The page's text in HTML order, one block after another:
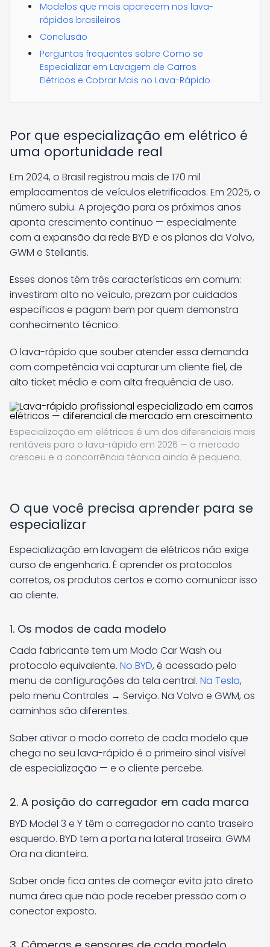
Modelos que mais aparecem nos lava-
rápidos brasileiros
Conclusão
Perguntas frequentes sobre Como se
Especializar em Lavagem de Carros
Elétricos e Cobrar Mais no Lava-Rápido
Por que especialização em elétrico é
uma oportunidade real
Em 2024, o Brasil registrou mais de 170 mil
emplacamentos de veículos eletrificados. Em 2025, o
número subiu. A projeção para os próximos anos
aponta crescimento contínuo — especialmente
com a expansão da rede BYD e os planos da Volvo,
GWM e Stellantis.
Esses donos têm três características em comum:
investiram alto no veículo, prezam por cuidados
específicos e pagam bem por quem demonstra
conhecimento técnico.
O lava-rápido que souber atender essa demanda
com competência vai capturar um cliente fiel, de
alto ticket médio e com alta frequência de uso.
Especialização em elétricos é um dos diferenciais mais
rentáveis para o lava-rápido em 2026 — o mercado
cresceu e a concorrência técnica ainda é pequena.
O que você precisa aprender para se
especializar
Especialização em lavagem de elétricos não exige
curso de engenharia. É aprender os protocolos
corretos, os produtos certos e como comunicar isso
ao cliente.
1. Os modos de cada modelo
Cada fabricante tem um Modo Car Wash ou
protocolo equivalente. No BYD, é acessado pelo
menu de configurações da tela central. Na Tesla,
pelo menu Controles → Serviço. Na Volvo e GWM, os
caminhos são diferentes.
Saber ativar o modo correto de cada modelo que
chega no seu lava-rápido é o primeiro sinal visível
de especialização — e o cliente percebe.
2. A posição do carregador em cada marca
BYD Model 3 e Y têm o carregador no canto traseiro
esquerdo. BYD tem a porta na lateral traseira. GWM
Ora na dianteira.
Saber onde fica antes de começar evita jato direto
numa área que não pode receber pressão com o
conector exposto.